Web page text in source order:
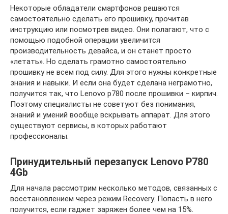
Некоторые обладатели смартфонов решаются
самостоятельно сделать его прошивку, прочитав
инструкцию или посмотрев видео. Они полагают, что с
помощью подобной операции увеличится
производительность девайса, и он станет просто
«летать». Но сделать грамотно самостоятельно
прошивку не всем под силу. Для этого нужны конкретные
знания и навыки. И если она будет сделана неграмотно,
получится так, что Lenovo p780 после прошивки – кирпич.
Поэтому специалисты не советуют без понимания,
знаний и умений вообще вскрывать аппарат. Для этого
существуют сервисы, в которых работают
профессионалы.
Принудительный перезапуск Lenovo P780
4Gb
Для начала рассмотрим несколько методов, связанных с
восстановлением через режим Recovery. Попасть в него
получится, если гаджет заряжен более чем на 15%.